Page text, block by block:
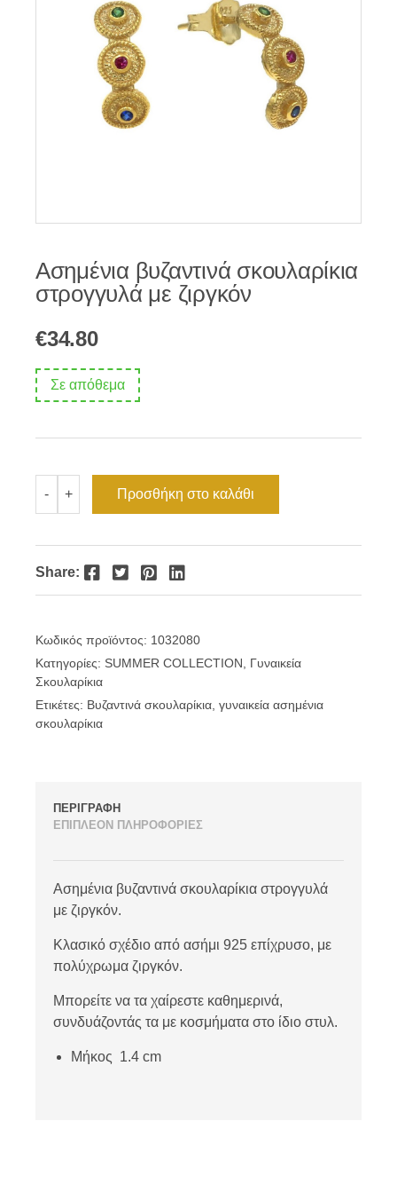
Ασημένια βυζαντινά σκουλαρίκια
στρογγυλά με ζιργκόν
€34.80
Σε απόθεμα
-
βυζαντινά
σκουλαρίκια
με
ζιργκόν
ποσότητα
+ Προσθήκη στο καλάθι
Share: Facebook Twitter Pinterest LinkedIn
Κωδικός προϊόντος: 1032080
Κατηγορίες: SUMMER COLLECTION
Γυναικεία
Σκουλαρίκια
Ετικέτες: Βυζαντινά σκουλαρίκια γυναικεία ασημένια
σκουλαρίκια
ΠΕΡΙΓΡΑΦΗ
ΕΠΙΠΛΕΟΝ ΠΛΗΡΟΦΟΡΙΕΣ
Ασημένια βυζαντινά σκουλαρίκια στρογγυλά
με ζιργκόν.
Κλασικό σχέδιο από ασήμι 925 επίχρυσο, με
πολύχρωμα ζιργκόν.
Μπορείτε να τα χαίρεστε καθημερινά,
συνδυάζοντάς τα με κοσμήματα στο ίδιο στυλ.
Μήκος 1.4 cm